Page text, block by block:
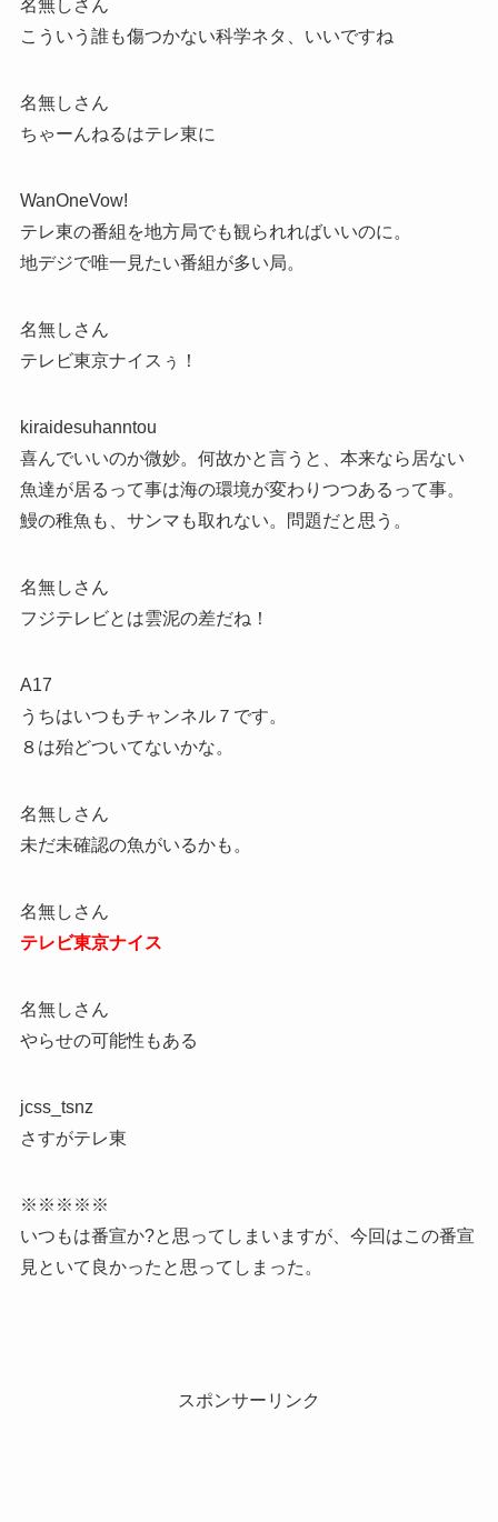
名無しさん
こういう誰も傷つかない科学ネタ、いいですね
名無しさん
ちゃーんねるはテレ東に
WanOneVow!
テレ東の番組を地方局でも観られればいいのに。
地デジで唯一見たい番組が多い局。
名無しさん
テレビ東京ナイスぅ！
kiraidesuhanntou
喜んでいいのか微妙。何故かと言うと、本来なら居ない
魚達が居るって事は海の環境が変わりつつあるって事。
鰻の稚魚も、サンマも取れない。問題だと思う。
名無しさん
フジテレビとは雲泥の差だね！
A17
うちはいつもチャンネル７です。
８は殆どついてないかな。
名無しさん
未だ未確認の魚がいるかも。
名無しさん
テレビ東京ナイス
名無しさん
やらせの可能性もある
jcss_tsnz
さすがテレ東
※※※※※
いつもは番宣か?と思ってしまいますが、今回はこの番宣
見といて良かったと思ってしまった。
スポンサーリンク